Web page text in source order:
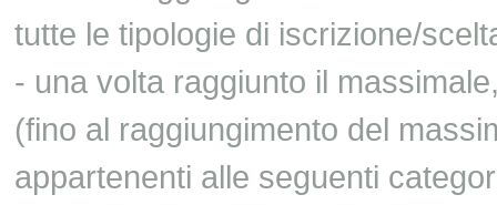
tutte le tipologie di iscrizione/
- una volta raggiunto il
(fino al raggiungimento del
appartenenti alle seguenti